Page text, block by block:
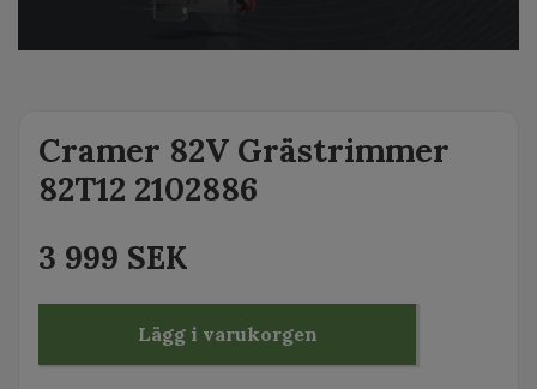
Cramer 82V Grästrimmer
82T12 2102886
3 999 SEK
Lägg i varukorgen